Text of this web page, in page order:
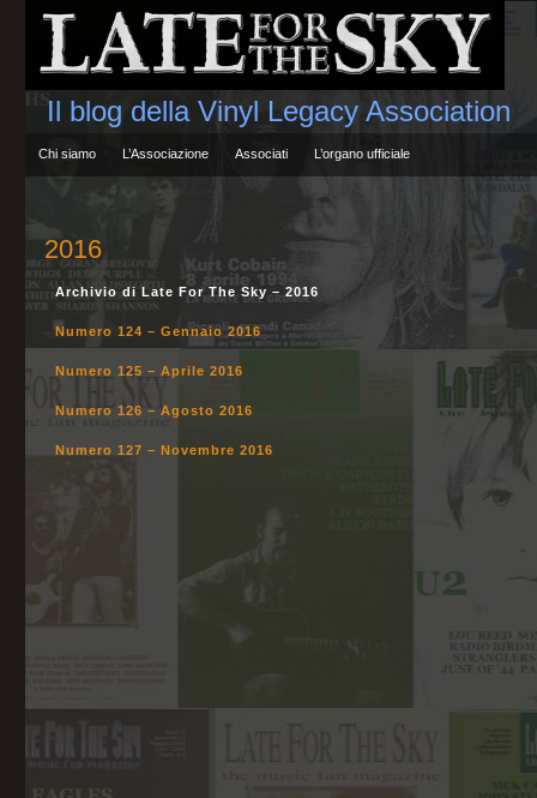
Il blog della Vinyl Legacy Association
Chi siamo L’Associazione Associati L’organo ufficiale
2016
Archivio di Late For The Sky – 2016
Numero 124 – Gennaio 2016
Numero 125 – Aprile 2016
Numero 126 – Agosto 2016
Numero 127 – Novembre 2016